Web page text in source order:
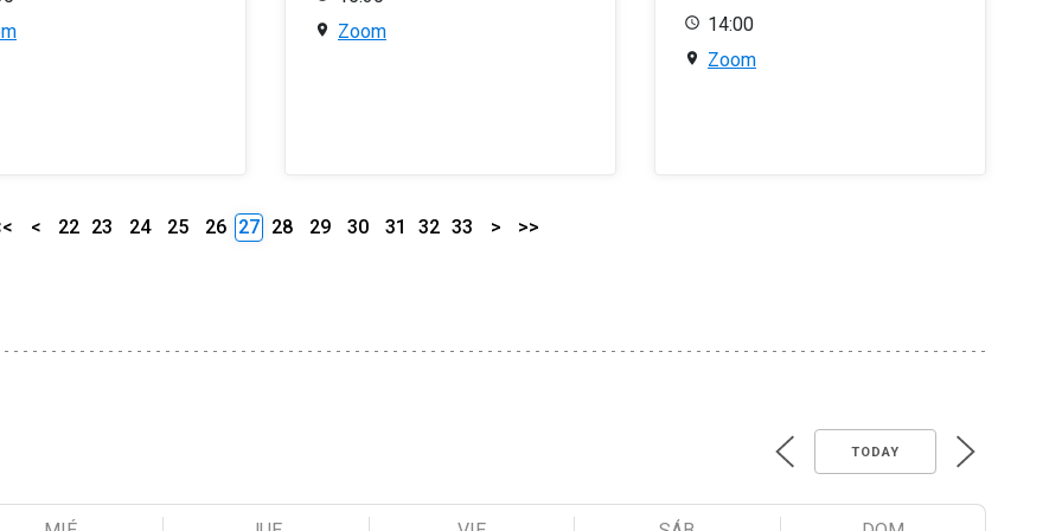
Zoom
14:00
Zoom
< 22 23 24 25 26 27 28 29 30 31 32 33 > >>
TODAY